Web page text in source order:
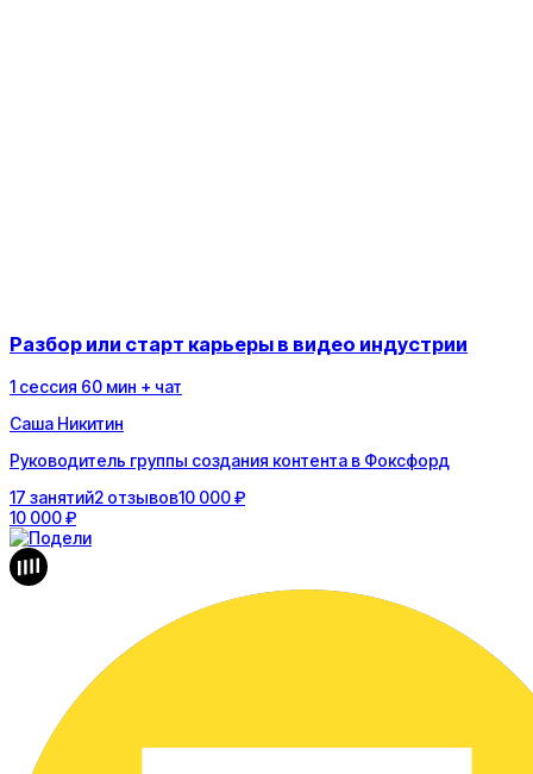
Разбор или старт карьеры в видео индустрии
1 сессия 60 мин + чат
Саша Никитин
Руководитель группы создания контента в Фоксфорд
17 занятий2 отзывов10 000 ₽
10 000 ₽